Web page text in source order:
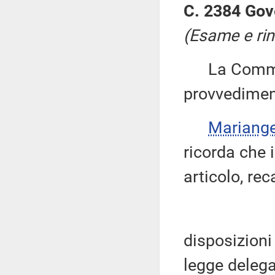
C. 2384
(Esame e
La
ricorda che
articolo,
legge